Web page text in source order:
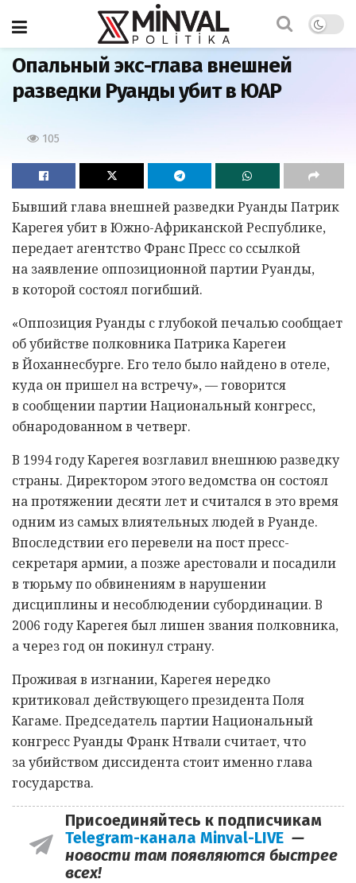
Главная
Опальный экс-глава внешней
разведки Руанды убит в ЮАР
105
Бывший глава внешней разведки Руанды Патрик
Карегея убит в Южно-Африканской Республике,
передает агентство Франс Пресс со ссылкой
на заявление оппозиционной партии Руанды,
в которой состоял погибший.
«Оппозиция Руанды с глубокой печалью сообщает
об убийстве полковника Патрика Карегеи
в Йоханнесбурге. Его тело было найдено в отеле,
куда он пришел на встречу», — говорится
в сообщении партии Национальный конгресс,
обнародованном в четверг.
В 1994 году Карегея возглавил внешнюю разведку
страны. Директором этого ведомства он состоял
на протяжении десяти лет и считался в это время
одним из самых влиятельных людей в Руанде.
Впоследствии его перевели на пост пресс-
секретаря армии, а позже арестовали и посадили
в тюрьму по обвинениям в нарушении
дисциплины и несоблюдении субординации. В
2006 году Карегея был лишен звания полковника,
а через год он покинул страну.
Проживая в изгнании, Карегея нередко
критиковал действующего президента Поля
Кагаме. Председатель партии Национальный
конгресс Руанды Франк Нтвали считает, что
за убийством диссидента стоит именно глава
государства.
Присоединяйтесь к подписчикам
Telegram-канала Minval-LIVE —
новости там появляются быстрее
всех!